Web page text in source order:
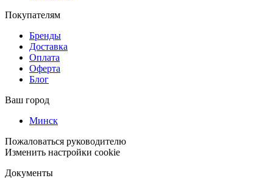
Покупателям
Бренды
Доставка
Оплата
Оферта
Блог
Ваш город
Минск
Пожаловаться руководителю
Изменить настройки cookie
Документы